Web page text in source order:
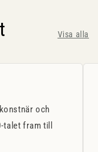
Visa alla
och
fram till